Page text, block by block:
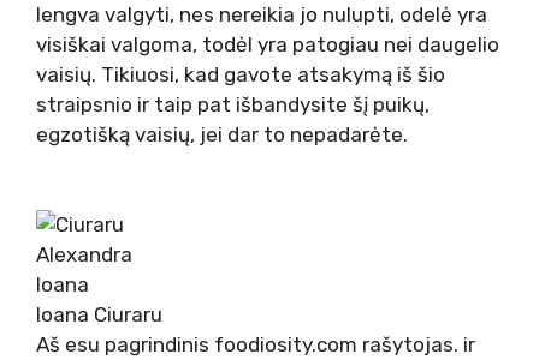
lengva valgyti, nes nereikia jo nulupti, odelė yra
visiškai valgoma, todėl yra patogiau nei daugelio
vaisių. Tikiuosi, kad gavote atsakymą iš šio
straipsnio ir taip pat išbandysite šį puikų,
egzotišką vaisių, jei dar to nepadarėte.
Ioana Ciuraru
Aš esu pagrindinis foodiosity.com rašytojas. ir